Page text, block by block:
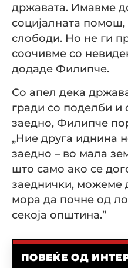
државата. Имавме
социјалната
слободи. Но не ги
соочивме со
додаде Филипче.
Со апел дека
гради со поделби и
заедно, Филипче
„Ние друга иднина
заедно – во мала
што само ако се
заеднички, можеме
мора да почне од
секоја општина.”
ПОВЕЌЕ ОД